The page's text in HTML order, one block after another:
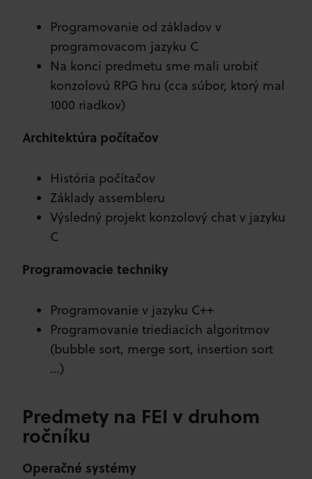
Programovanie od základov v
programovacom jazyku C
Na konci predmetu sme mali urobiť
konzolovú RPG hru (cca súbor, ktorý mal
1000 riadkov)
Architektúra počítačov
História počítačov
Základy assembleru
Výsledný projekt konzolový chat v jazyku
C
Programovacie techniky
Programovanie v jazyku C++
Programovanie triediacich algoritmov
(bubble sort, merge sort, insertion sort
…)
Predmety na FEI v druhom
ročníku
Operačné systémy